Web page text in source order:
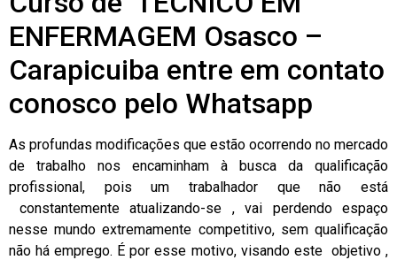
ENFERMAGEM Osasco –
Carapicuiba entre em contato
conosco pelo Whatsapp
As profundas modificações que estão ocorrendo no mercado
de trabalho nos encaminham à busca da qualificação
profissional, pois um trabalhador que não está
constantemente atualizando-se , vai perdendo espaço
nesse mundo extremamente competitivo, sem qualificação
não há emprego. É por esse motivo, visando este objetivo ,